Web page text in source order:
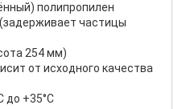
полипропилен
частицы
254 мм)
от исходного качества
до +35°C